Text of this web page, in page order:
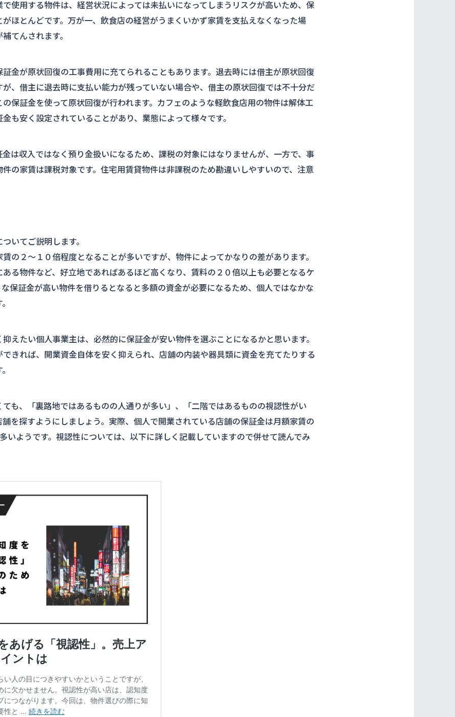
使用する物件は、経営状況によっては未払いになってしまうリスクが高いため、保
ほとんどです。万が一、飲食店の経営がうまくいかず家賃を支払えなくなった場
てんされます。
金が原状回復の工事費用に充てられることもあります。退去時には借主が原状回復
、借主に退去時に支払い能力が残っていない場合や、借主の原状回復では不十分だ
の保証金を使って原状回復が行われます。カフェのような軽飲食店用の物件は解体工
も安く設定されていることがあり、業態によって様々です。
は収入ではなく預り金扱いになるため、課税の対象にはなりませんが、一方で、事
の家賃は課税対象です。住宅用賃貸物件は非課税のため勘違いしやすいので、注意
いてご説明します。
の２～１０倍程度となることが多いですが、物件によってかなりの差があります。
る物件など、好立地であればあるほど高くなり、賃料の２０倍以上も必要となるケ
保証金が高い物件を借りるとなると多額の資金が必要になるため、個人ではなかな
えたい個人事業主は、必然的に保証金が安い物件を選ぶことになるかと思います。
きれば、開業資金自体を安く抑えられ、店舗の内装や器具類に資金を充てたりする
も、「裏路地ではあるものの人通りが多い」、「二階ではあるものの視認性がい
を探すようにしましょう。実際、個人で開業されている店舗の保証金は月額家賃の
いようです。視認性については、以下に詳しく記載していますので併せて読んでみ